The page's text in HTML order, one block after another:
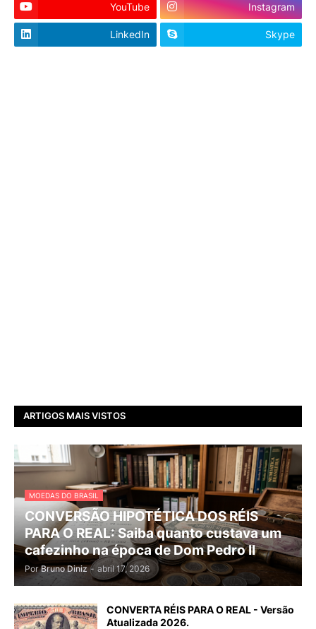
YouTube Instagram
LinkedIn Skype
ARTIGOS MAIS VISTOS
MOEDAS DO BRASIL
CONVERSÃO HIPOTÉTICA DOS RÉIS
PARA O REAL: Saiba quanto custava um
cafezinho na época de Dom Pedro II
Por Bruno Diniz - abril 17, 2026
CONVERTA RÉIS PARA O REAL - Versão
Atualizada 2026.